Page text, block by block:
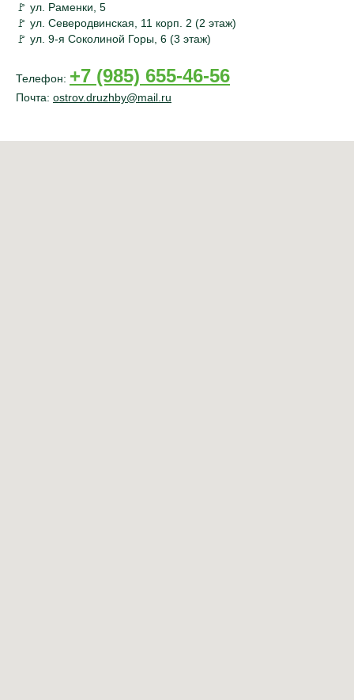
🚩 ул. Раменки, 5
🚩 ул. Северодвинская, 11 корп. 2 (2 этаж)
🚩 ул. 9-я Соколиной Горы, 6 (3 этаж)
Телефон: +7 (985) 655-46-56
Почта: ostrov.druzhby@mail.ru